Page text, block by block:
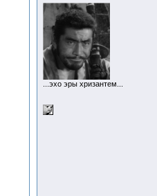
...эхо эры хризантем...